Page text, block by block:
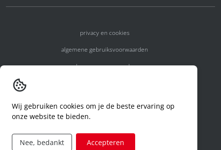
privacy en cookies
algemene gebruiksvoorwaarden
algemene voorwaarden
code of conduct
aanvraag rechten ivm privacy
Wij gebruiken cookies om je de beste ervaring op
onze website te bieden.
Nee, bedankt Accepteren